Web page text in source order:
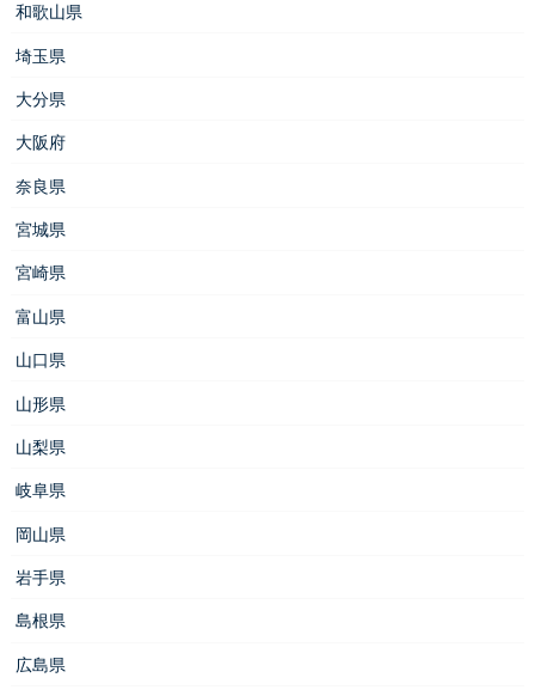
和歌山県
埼玉県
大分県
大阪府
奈良県
宮城県
宮崎県
富山県
山口県
山形県
山梨県
岐阜県
岡山県
岩手県
島根県
広島県